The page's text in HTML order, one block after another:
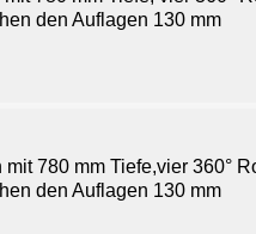
den Auflagen 130 mm
mit 780 mm Tiefe,vier 360°
den Auflagen 130 mm